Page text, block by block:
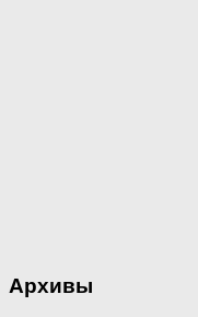
Архивы